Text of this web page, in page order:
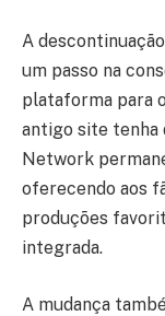
A
um passo na
plataforma para
antigo site tenha
Network
oferecendo aos
produções
integrada.
A mudança